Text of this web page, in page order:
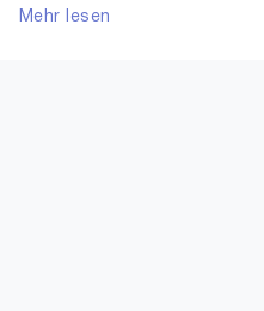
Accessoires in Größe 36
Mehr lesen